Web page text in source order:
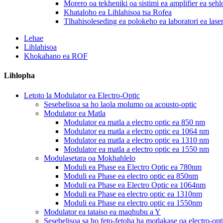
Morero oa tekheniki oa sistimi ea amplifier ea
Khataloho ea Lihlahisoa tsa Rofea
Tlhahisoleseding ea polokeho ea laboratori ea laser
Lehae
Lihlahisoa
Khokahano ea ROF
Lihlopha
Letoto la Modulator ea Electro-Optic
Sesebelisoa sa ho laola molumo oa acousto-optic
Modulator ea Matla
Modulator ea matla a electro optic ea 850 nm
Modulator ea matla a electro optic ea 1064 nm
Modulator ea matla a electro optic ea 1310 nm
Modulator ea matla a electro optic ea 1550 nm
Modulasetara oa Mokhahlelo
Moduli ea Phase ea Electro Optic ea 780nm
Moduli ea Phase ea electro optic ea 850nm
Moduli ea Phase ea Electro Optic ea 1064nm
Moduli ea Phase ea electro optic ea 1310nm
Moduli ea Phase ea electro optic ea 1550nm
Modulator ea tataiso ea maqhubu a Y
Sesebelisoa sa ho feto-fetoha ha motlakase oa electro-